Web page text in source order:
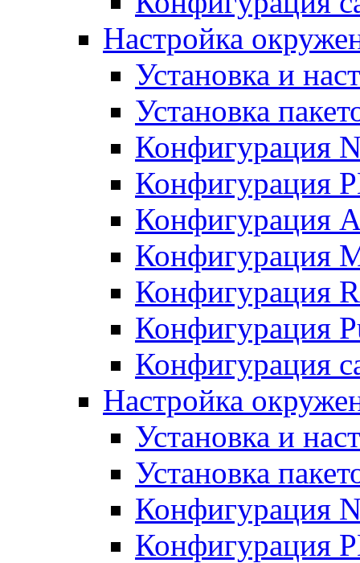
Настройка
Установка и
Установка
Конфигурация
Конфигурация
Конфигурация
Конфигурация
Конфигурация
Конфигурация
Конфигурация
Настройка
Установка и
Установка
Конфигурация
Конфигурация